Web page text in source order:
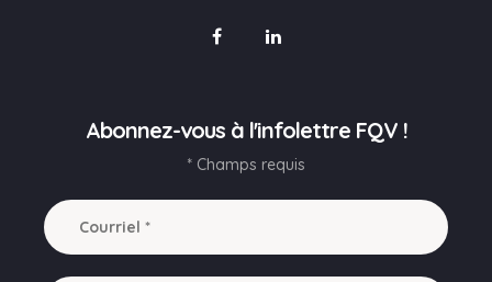
Abonnez-vous à l'infolettre FQV !
* Champs requis